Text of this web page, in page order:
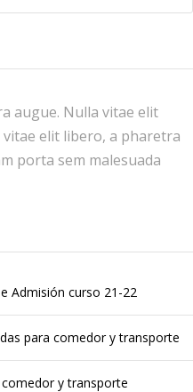
augue. Nulla vitae elit
elit libero, a pharetra
porta sem malesuada
Admisión curso 21-22
para comedor y transporte
y transporte